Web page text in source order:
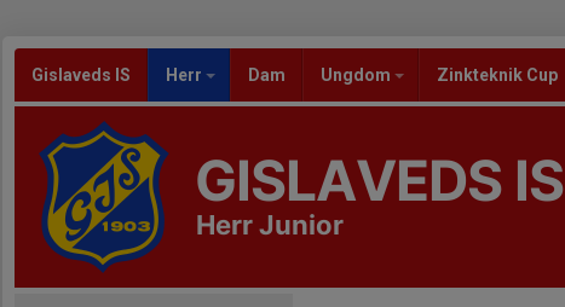
Gislaveds IS Herr Dam Ungdom Zinkteknik Cup
GISLAVEDS IS
Herr Junior